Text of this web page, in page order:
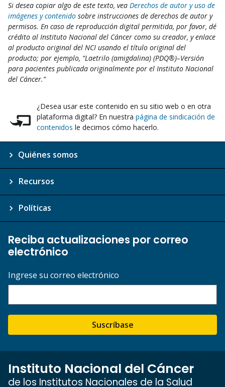
Si desea copiar algo de este texto, vea Derechos de autor y uso de
imágenes y contenido sobre instrucciones de derechos de autor y
permisos. En caso de reproducción digital permitida, por favor, dé
crédito al Instituto Nacional del Cáncer como su creador, y enlace
al producto original del NCI usando el título original del
producto; por ejemplo, “Laetrilo (amigdalina) (PDQ®)–Versión
para pacientes publicada originalmente por el Instituto Nacional
del Cáncer.”
¿Desea usar este contenido en su sitio web o en otra
plataforma digital? En nuestra página de sindicación de
contenidos le decimos cómo hacerlo.
Quiénes somos
Recursos
Políticas
Reciba actualizaciones por correo
electrónico
Ingrese su correo electrónico
Suscríbase
Instituto Nacional del Cáncer
de los Institutos Nacionales de la Salud